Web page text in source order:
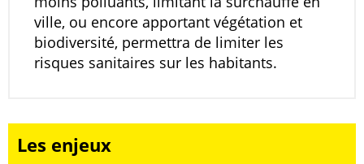
ville, ou encore apportant végétation et
biodiversité, permettra de limiter les
risques sanitaires sur les habitants.
Les enjeux